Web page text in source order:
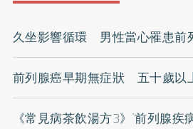
久坐影響循環 男性當心罹患前
前列腺癌早期無症狀 五十歲以
《常見病茶飲湯方3》`前列腺疾